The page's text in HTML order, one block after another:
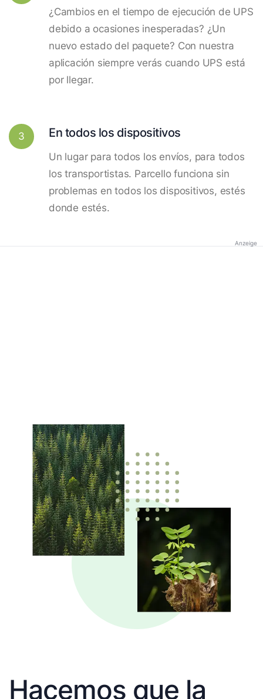
¿Cambios en el tiempo de ejecución de UPS
debido a ocasiones inesperadas? ¿Un
nuevo estado del paquete? Con nuestra
aplicación siempre verás cuando UPS está
por llegar.
3 En todos los dispositivos
Un lugar para todos los envíos, para todos
los transportistas. Parcello funciona sin
problemas en todos los dispositivos, estés
donde estés.
Anzeige
Hacemos que la